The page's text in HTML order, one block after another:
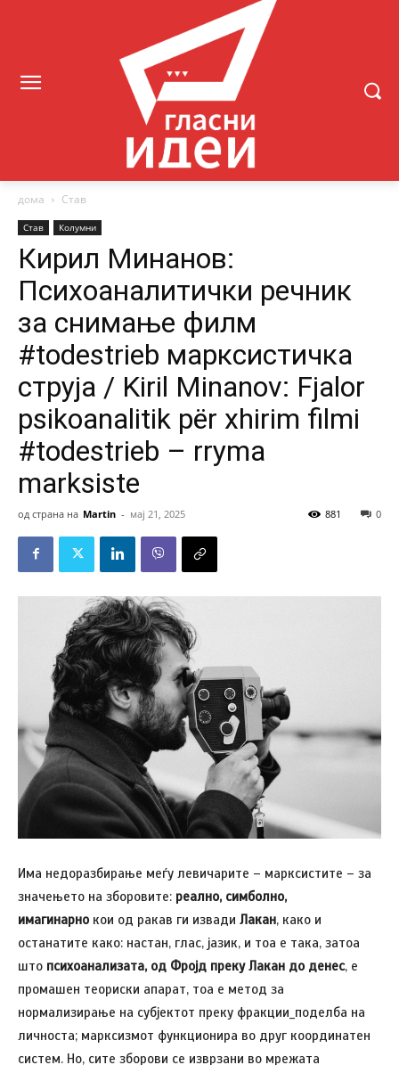
дома Став
Став Колумни
Кирил Минанов:
Психоаналитички речник
за снимање филм
#todestrieb марксистичка
струја / Kiril Minanov: Fjalor
psikoanalitik për xhirim filmi
#todestrieb – rryma
marksiste
од страна на Martin - мај 21, 2025 0
881
Има недоразбирање меѓу левичарите – марксистите – за
значењето на зборовите: реално, симболно,
имагинарно кои од ракав ги извади Лакан, како и
останатите како: настан, глас, јазик, и тоа е така, затоа
што психоанализата, од Фројд преку Лакан до денес, е
промашен теориски апарат, тоа е метод за
нормализирање на субјектот преку фракции_поделба на
личноста; марксизмот функционира во друг координатен
систем. Но, сите зборови се изврзани во мрежата